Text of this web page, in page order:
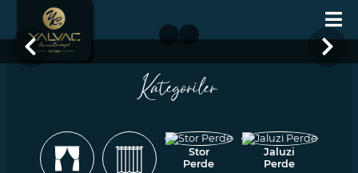
Kategoriler
Stor
Perde
Jaluzi
Perde